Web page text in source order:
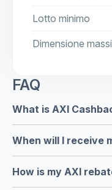
Lotto minimo
Dimensione
FAQ
What is AXI
When will I receive
How is my AXI